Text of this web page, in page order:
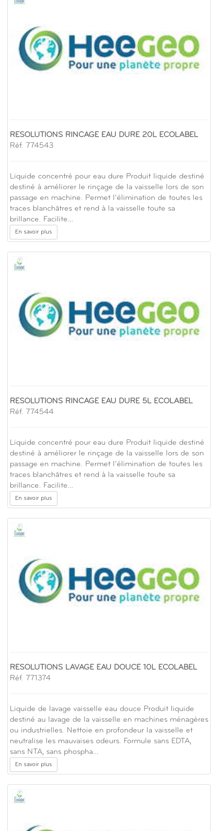
RESOLUTIONS RINCAGE EAU DURE 20L ECOLABEL
Réf. 774543
Liquide concentré pour eau dure Produit liquide destiné
destiné à améliorer le rinçage de la vaisselle lors de son
passage en machine. Permet l’élimination de toutes les
traces blanchâtres et rend à la vaisselle toute sa
brillance. Facilite…
En savoir plus
RESOLUTIONS RINCAGE EAU DURE 5L ECOLABEL
Réf. 774544
Liquide concentré pour eau dure Produit liquide destiné
destiné à améliorer le rinçage de la vaisselle lors de son
passage en machine. Permet l’élimination de toutes les
traces blanchâtres et rend à la vaisselle toute sa
brillance. Facilite…
En savoir plus
RESOLUTIONS LAVAGE EAU DOUCE 10L ECOLABEL
Réf. 771374
Liquide de lavage vaisselle eau douce Produit liquide
destiné au lavage de la vaisselle en machines ménagères
ou industrielles. Nettoie en profondeur la vaisselle et
neutralise les mauvaises odeurs. Formule sans EDTA,
sans NTA, sans phospha…
En savoir plus